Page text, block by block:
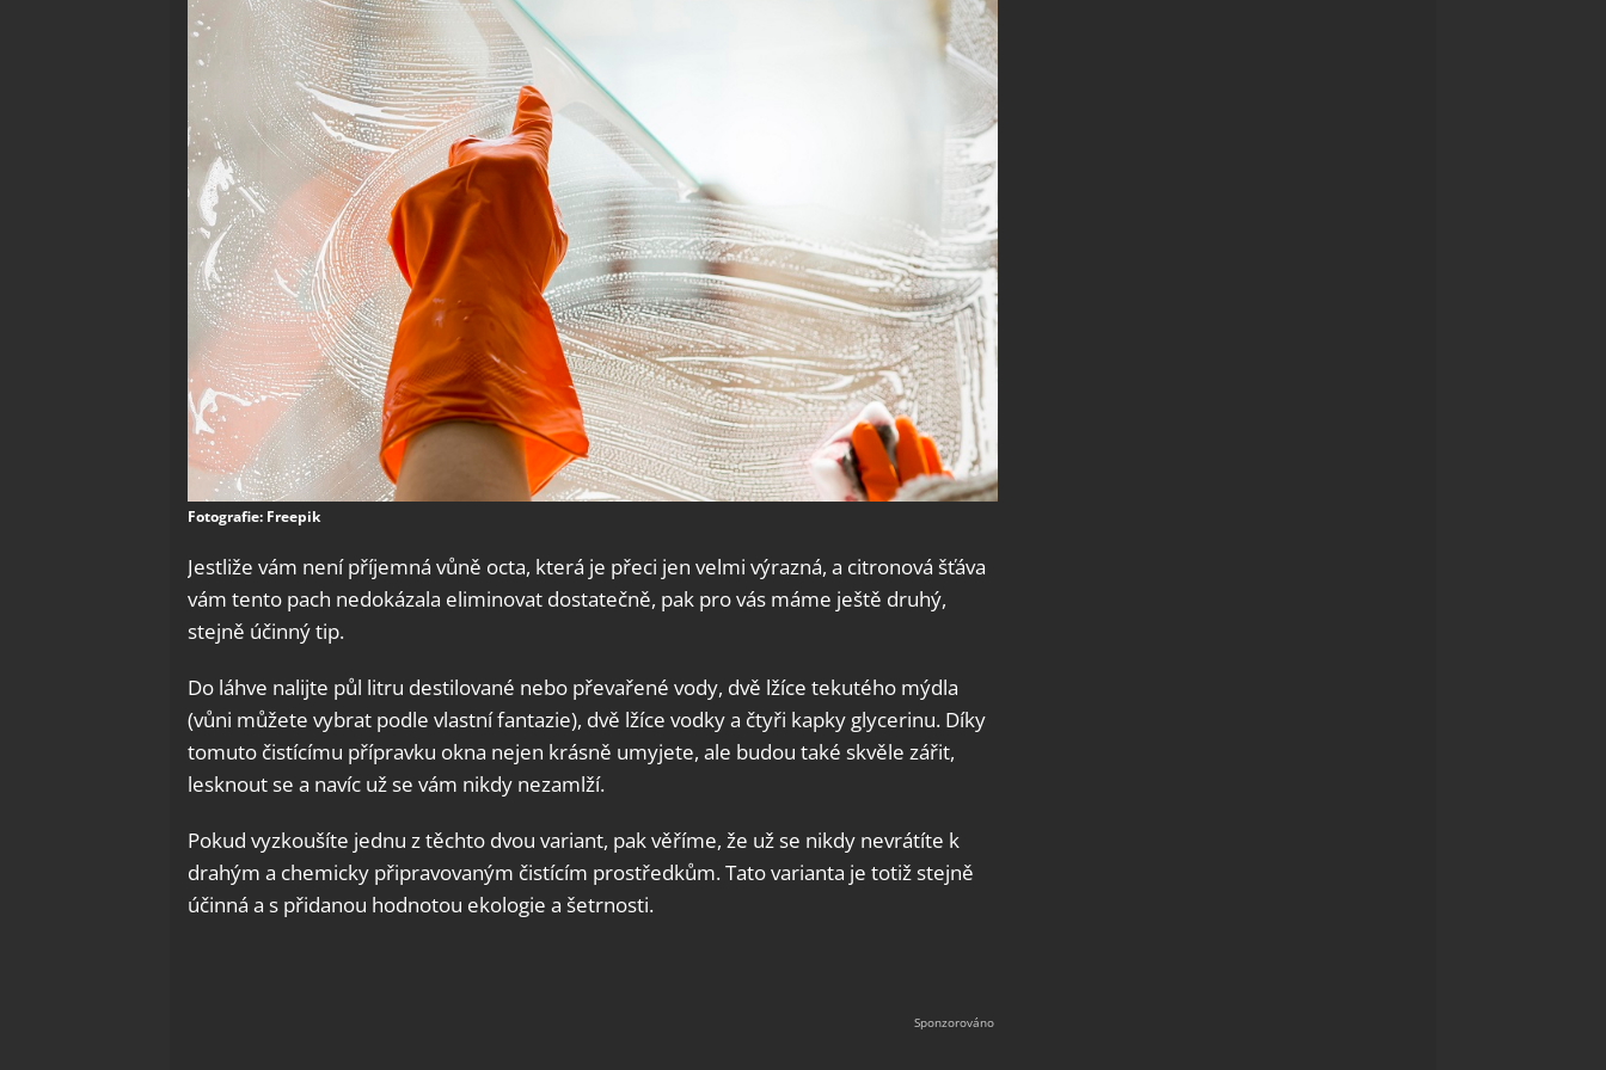
Fotografie: Freepik
Jestliže vám není příjemná vůně octa, která je přeci jen velmi výrazná, a citronová šťáva
vám tento pach nedokázala eliminovat dostatečně, pak pro vás máme ještě druhý,
stejně účinný tip.
Do láhve nalijte půl litru destilované nebo převařené vody, dvě lžíce tekutého mýdla
(vůni můžete vybrat podle vlastní fantazie), dvě lžíce vodky a čtyři kapky glycerinu. Díky
tomuto čistícímu přípravku okna nejen krásně umyjete, ale budou také skvěle zářit,
lesknout se a navíc už se vám nikdy nezamlží.
Pokud vyzkoušíte jednu z těchto dvou variant, pak věříme, že už se nikdy nevrátíte k
drahým a chemicky připravovaným čistícím prostředkům. Tato varianta je totiž stejně
účinná a s přidanou hodnotou ekologie a šetrnosti.